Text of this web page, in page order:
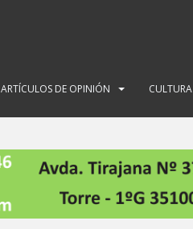
ARTÍCULOS DE OPINIÓN CULTURA